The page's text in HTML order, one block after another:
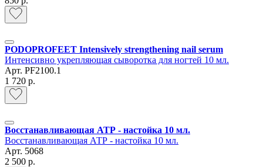
PODOPROFEET Intensively strengthening nail serum
Интенсивно укрепляющая сыворотка для ногтей 10 мл.
Арт. PF2100.1
1 720 р.
Восстанавливающая АТР - настойка 10 мл.
Восстанавливающая АТР - настойка 10 мл.
Арт. 5068
2 500 р.